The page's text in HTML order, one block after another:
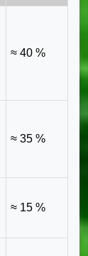
≈ 40 %
≈ 35 %
≈ 15 %